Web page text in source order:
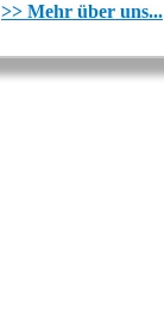
>> Mehr über uns...